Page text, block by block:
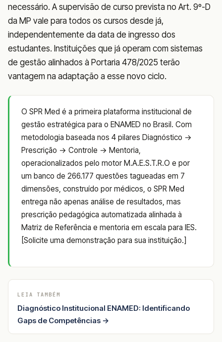
necessário. A supervisão de curso prevista no Art. 9º-D
da MP vale para todos os cursos desde já,
independentemente da data de ingresso dos
estudantes. Instituições que já operam com sistemas
de gestão alinhados à Portaria 478/2025 terão
vantagem na adaptação a esse novo ciclo.
O SPR Med é a primeira plataforma institucional de
gestão estratégica para o ENAMED no Brasil. Com
metodologia baseada nos 4 pilares Diagnóstico →
Prescrição → Controle → Mentoria,
operacionalizados pelo motor M.A.E.S.T.R.O e por
um banco de 266.177 questões tagueadas em 7
dimensões, construído por médicos, o SPR Med
entrega não apenas análise de resultados, mas
prescrição pedagógica automatizada alinhada à
Matriz de Referência e mentoria em escala para IES.
[Solicite uma demonstração para sua instituição.]
LEIA TAMBÉM
Diagnóstico Institucional ENAMED: Identificando
Gaps de Competências →